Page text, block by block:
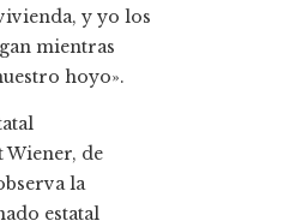
y yo los
mientras
hoyo».